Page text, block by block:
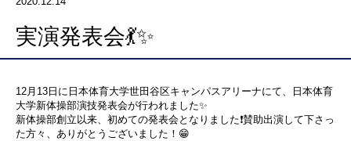
実演発表会💃✨
12月13日に日本体育大学世田谷区キャンパスアリーナにて、日本体育
大学新体操部演技発表会が行われました✨
新体操部創立以来、初めての発表会となりました❗賛助出演して下さっ
た方々、ありがとうございました！😁